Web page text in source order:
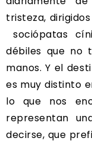
tristeza,
sociópatas
débiles que no
manos. Y el
es muy distinto
lo que nos
representan
decirse, que